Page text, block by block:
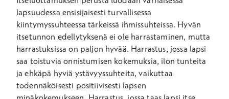
lapsuudessa ensisijaisesti turvallisessa
kiintymyssuhteessa tärkeissä ihmissuhteissa. Hyvän
itsetunnon edellytyksenä ei ole harrastaminen, mutta
harrastuksissa on paljon hyvää. Harrastus, jossa lapsi
saa toistuvia onnistumisen kokemuksia, ilon tunteita
ja ehkäpä hyviä ystävyyssuhteita, vaikuttaa
todennäköisesti positiivisesti lapsen